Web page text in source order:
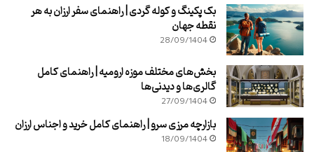
بک پکینگ و کوله گردی | راهنمای سفر ارزان به هر
نقطه جهان
28/09/1404
بخش‌های مختلف موزه ارومیه | راهنمای کامل
گالری‌ها و دیدنی‌ها
27/09/1404
بازارچه مرزی سرو | راهنمای کامل خرید و اجناس ارزان
18/09/1404